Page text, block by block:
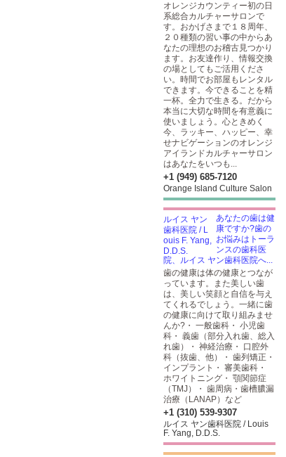
オレンジカウンティー初の日
系総合カルチャーサロンで
す。おかげさまで１８周年、
２０種類の習い事の中からあ
なたの理想のお稽古見つかり
ます。お友達作り、情報交換
の場としてもご活用くださ
い。時間でお部屋もレンタル
できます。今できることを精
一杯。全力で生きる。だから
本当に大切な時間を有意義に
使いましょう。心ときめく
今、ラッキー、ハッピー、幸
せナビゲーションのオレンジ
アイランドカルチャーサロン
はあなたをいつも...
+1 (949) 685-7120
Orange Island Culture Salon
あなたの歯は健
康ですか?歯の
お悩みはトーラ
ンスの歯科医
院、ルイス ヤン歯科医院へ...
歯の健康は体の健康とつなが
っています。また美しい歯
は、美しい笑顔と自信を与え
てくれるでしょう。一緒に歯
の健康に向けて取り組みませ
んか?・ 一般歯科・ 小児歯
科・ 義歯（部分入れ歯、総入
れ歯）・ 神経治療・ 口腔外
科（抜歯、他）・ 歯列矯正・
インプラント・ 審美歯科・
ホワイトニング・ 顎関節症
（TMJ）・ 歯周病・歯槽膿漏
治療（LANAP）など
+1 (310) 539-9307
ルイス ヤン歯科医院 / Louis
F. Yang, D.D.S.